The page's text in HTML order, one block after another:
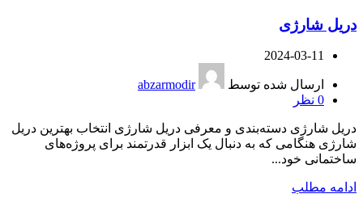
دریل شارژی
2024-03-11
ارسال شده توسط
abzarmodir
0 نظر
دریل شارژی دسته‌بندی و معرفی دریل شارژی انتخاب بهترین دریل
شارژی هنگامی که به دنبال یک ابزار قدرتمند برای پروژه‌های
ساختمانی خود...
ادامه مطلب